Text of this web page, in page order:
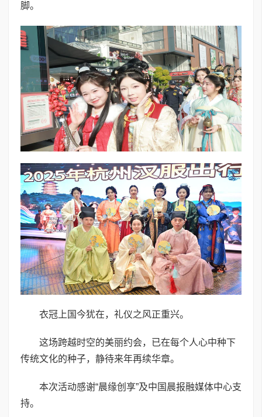
脚。
衣冠上国今犹在，礼仪之风正重兴。
这场跨越时空的美丽约会，已在每个人心中种下
传统文化的种子，静待来年再续华章。
本次活动感谢“晨缘创享”及中国晨报融媒体中心支
持。